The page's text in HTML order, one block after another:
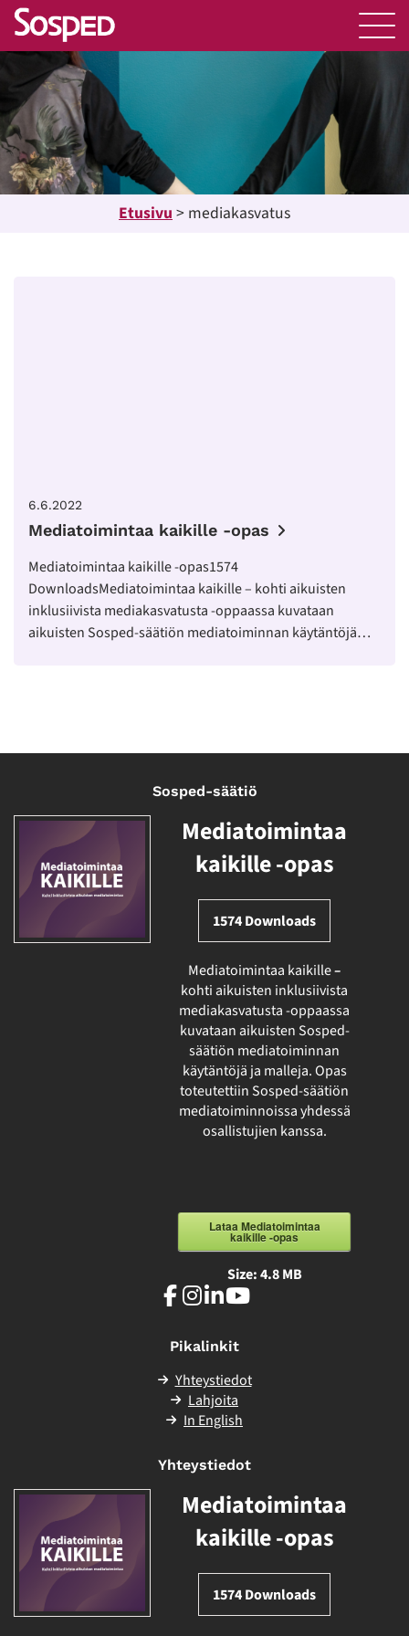
Etusivu > mediakasvatus
6.6.2022
Mediatoimintaa kaikille -opas
Mediatoimintaa kaikille -opas1574
DownloadsMediatoimintaa kaikille – kohti aikuisten
inklusiivista mediakasvatusta -oppaassa kuvataan
aikuisten Sosped-säätiön mediatoiminnan käytäntöjä…
Sosped-säätiö
Mediatoimintaa
kaikille -opas
1574Downloads
Mediatoimintaa kaikille–
kohti aikuisten inklusiivista
mediakasvatusta -oppaassa
kuvataan aikuisten Sosped-
säätiön mediatoiminnan
käytäntöjä ja malleja. Opas
toteutettiin Sosped-säätiön
mediatoiminnoissa yhdessä
osallistujien kanssa.
Lataa Mediatoimintaa
kaikille -opas
Size:4.8 MB
Facebook
Instagram
LinkedInYoutube
Pikalinkit
Yhteystiedot
Lahjoita
In English
Yhteystiedot
Mediatoimintaa
kaikille -opas
1574Downloads